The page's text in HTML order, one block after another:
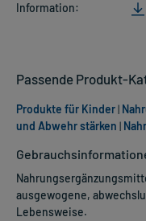
Information:
ausgewogene,
Lebensweise.
Passende Produkt-
Produkte für Kinder|
und Abwehr stärken |